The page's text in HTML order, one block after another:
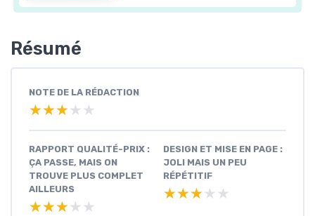
Résumé
NOTE DE LA RÉDACTION
★★★★★
★★★★★
RAPPORT QUALITÉ-PRIX :
ÇA PASSE, MAIS ON
TROUVE PLUS COMPLET
AILLEURS
★★★★★
★★★★★
DESIGN ET MISE EN PAGE :
JOLI MAIS UN PEU
RÉPÉTITIF
★★★★★
★★★★★